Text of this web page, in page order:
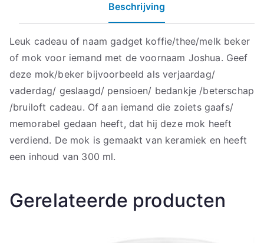
Beschrijving
Leuk cadeau of naam gadget koffie/thee/melk beker
of mok voor iemand met de voornaam Joshua. Geef
deze mok/beker bijvoorbeeld als verjaardag/
vaderdag/ geslaagd/ pensioen/ bedankje /beterschap
/bruiloft cadeau. Of aan iemand die zoiets gaafs/
memorabel gedaan heeft, dat hij deze mok heeft
verdiend. De mok is gemaakt van keramiek en heeft
een inhoud van 300 ml.
Gerelateerde producten